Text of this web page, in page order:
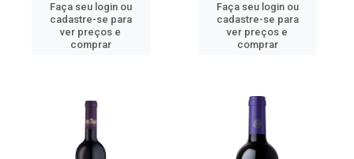
Faça seu login ou
cadastre-se para
ver preços e
comprar
Faça seu login ou
cadastre-se para
ver preços e
comprar